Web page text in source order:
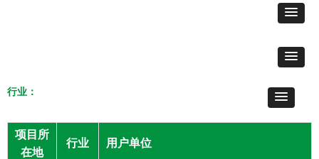
项目所
在地
行业 用户单位
行业：